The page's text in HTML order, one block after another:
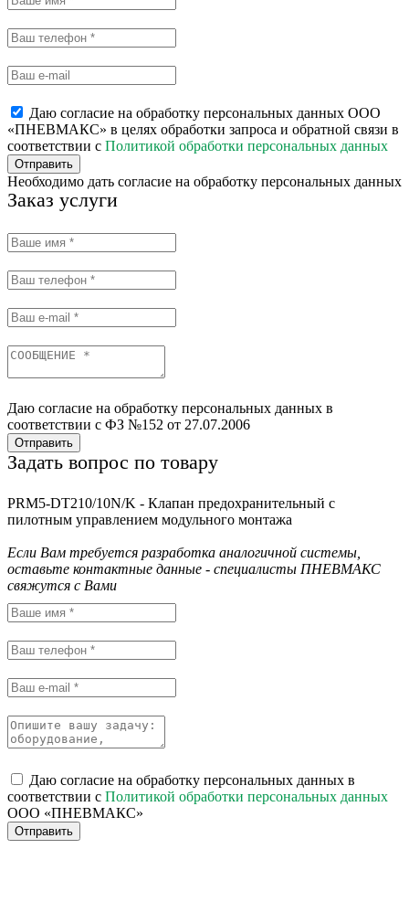
Даю согласие на обработку персональных данных ООО
«ПНЕВМАКС» в целях обработки запроса и обратной связи в
соответствии с Политикой обработки персональных данных
Отправить
Необходимо дать согласие на обработку персональных данных
Заказ услуги
Даю согласие на обработку персональных данных в
соответствии с ФЗ №152 от 27.07.2006
Отправить
Задать вопрос по товару
PRM5-DT210/10N/K - Клапан предохранительный с
пилотным управлением модульного монтажа
Если Вам требуется разработка аналогичной системы,
оставьте контактные данные - специалисты ПНЕВМАКС
свяжутся с Вами
Даю согласие на обработку персональных данных в
соответствии с Политикой обработки персональных данных
ООО «ПНЕВМАКС»
Отправить